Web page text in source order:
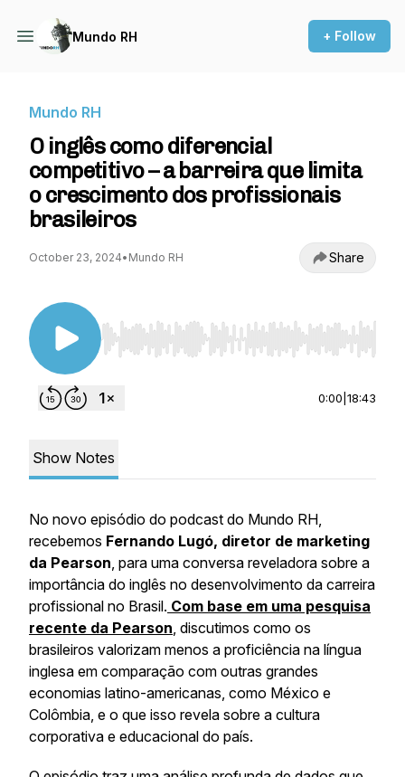
Mundo RH + Follow
Mundo RH
O inglês como diferencial
competitivo – a barreira que limita
o crescimento dos profissionais
brasileiros
October 23, 2024• Mundo RH Share
Use Left/Right to seek, Home/End to jump to
0:00 18:43
Show Notes
No novo episódio do podcast do Mundo RH,
recebemos Fernando Lugó, diretor de marketing
da Pearson, para uma conversa reveladora sobre a
importância do inglês no desenvolvimento da carreira
profissional no Brasil. Com base em uma pesquisa
recente da Pearson, discutimos como os
brasileiros valorizam menos a proficiência na língua
inglesa em comparação com outras grandes
economias latino-americanas, como México e
Colômbia, e o que isso revela sobre a cultura
corporativa e educacional do país.